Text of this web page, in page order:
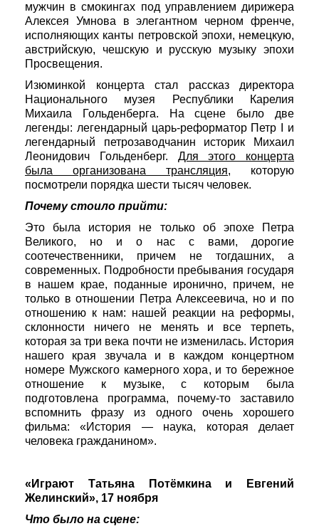
мужчин в смокингах под управлением дирижера
Алексея Умнова в элегантном черном френче,
исполняющих канты петровской эпохи, немецкую,
австрийскую, чешскую и русскую музыку эпохи
Просвещения.
Изюминкой концерта стал рассказ директора
Национального музея Республики Карелия
Михаила Гольденберга. На сцене было две
легенды: легендарный царь-реформатор Петр I и
легендарный петрозаводчанин историк Михаил
Леонидович Гольденберг. Для этого концерта
была организована трансляция, которую
посмотрели порядка шести тысяч человек.
Почему стоило прийти:
Это была история не только об эпохе Петра
Великого, но и о нас с вами, дорогие
соотечественники, причем не тогдашних, а
современных. Подробности пребывания государя
в нашем крае, поданные иронично, причем, не
только в отношении Петра Алексеевича, но и по
отношению к нам: нашей реакции на реформы,
склонности ничего не менять и все терпеть,
которая за три века почти не изменилась. История
нашего края звучала и в каждом концертном
номере Мужского камерного хора, и то бережное
отношение к музыке, с которым была
подготовлена программа, почему-то заставило
вспомнить фразу из одного очень хорошего
фильма: «История — наука, которая делает
человека гражданином».
«Играют Татьяна Потёмкина и Евгений
Желинский», 17 ноября
Что было на сцене: